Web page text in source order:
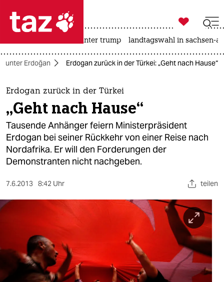
 taz zahl ich
taz zahl ich
themen
politik
öko
gesellschaft
kultur
sport
nord
wahrheit

taz zahl ich
usa unter trump landtagswahl in sachsen-
unter Erdoğan Erdogan zurück in der Türkei: „Geht nach Hause“
Erdogan zurück in der Türkei
„Geht nach Hause“
Tausende Anhänger feiern Ministerpräsident
Erdogan bei seiner Rückkehr von einer Reise nach
Nordafrika. Er will den Forderungen der
Demonstranten nicht nachgeben.
7.6.2013 8:42 Uhr teilen